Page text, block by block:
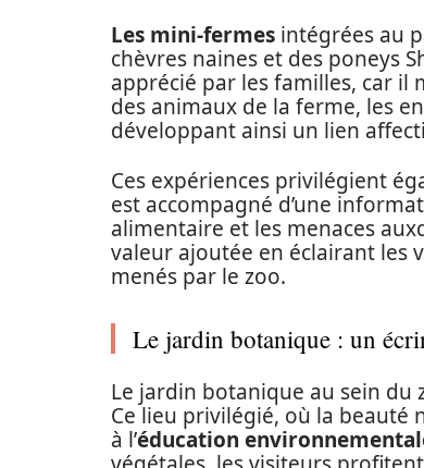
Les mini-fermes intégrées au
chèvres naines et des poneys
apprécié par les familles, car il
des animaux de la ferme, les
développant ainsi un lien
Ces expériences privilégient
est accompagné d’une
alimentaire et les menaces
valeur ajoutée en éclairant les
menés par le zoo.
Le jardin botanique : un
Le jardin botanique au sein
Ce lieu privilégié, où la beauté
à l’éducation